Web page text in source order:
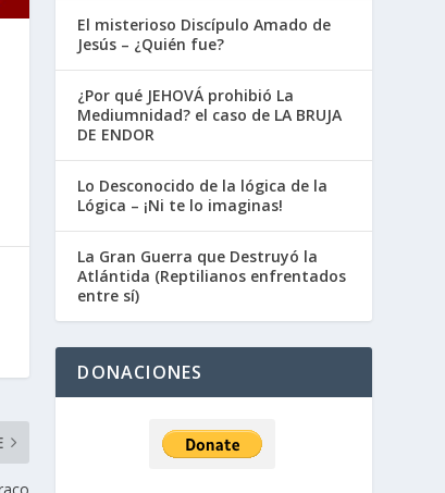
El misterioso Discípulo Amado de
Jesús – ¿Quién fue?
¿Por qué JEHOVÁ prohibió La
Mediumnidad? el caso de LA BRUJA
DE ENDOR
Lo Desconocido de la lógica de la
Lógica – ¡Ni te lo imaginas!
La Gran Guerra que Destruyó la
Atlántida (Reptilianos enfrentados
entre sí)
DONACIONES